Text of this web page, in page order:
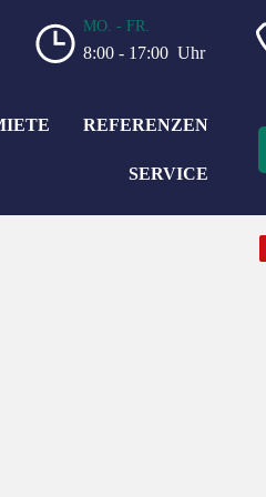
MO. - FR.
8:00 - 17:00 Uhr
REFERENZEN
SERVICE